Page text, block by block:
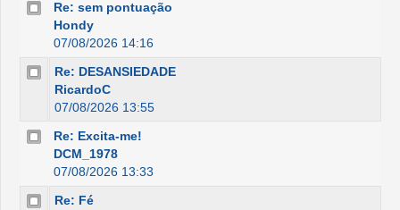
Re: sem pontuação
Hondy
07/08/2026 14:16
Re: DESANSIEDADE
RicardoC
07/08/2026 13:55
Re: Excita-me!
DCM_1978
07/08/2026 13:33
Re: Fé